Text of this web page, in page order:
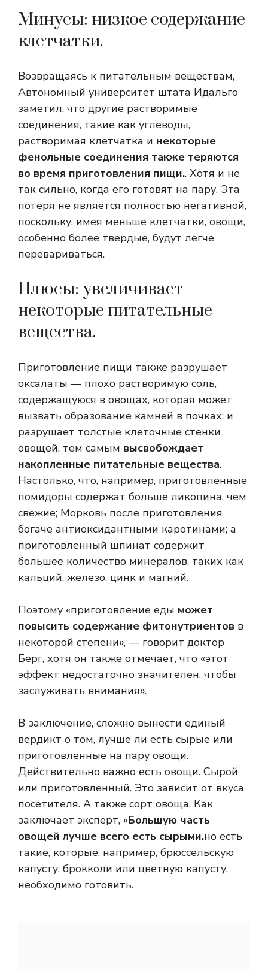
Минусы: низкое содержание
клетчатки.
Возвращаясь к питательным веществам,
Автономный университет штата Идальго
заметил, что другие растворимые
соединения, такие как углеводы,
растворимая клетчатка и некоторые
фенольные соединения также теряются
во время приготовления пищи.. Хотя и не
так сильно, когда его готовят на пару. Эта
потеря не является полностью негативной,
поскольку, имея меньше клетчатки, овощи,
особенно более твердые, будут легче
перевариваться.
Плюсы: увеличивает
некоторые питательные
вещества.
Приготовление пищи также разрушает
оксалаты — плохо растворимую соль,
содержащуюся в овощах, которая может
вызвать образование камней в почках; и
разрушает толстые клеточные стенки
овощей, тем самым высвобождает
накопленные питательные вещества.
Настолько, что, например, приготовленные
помидоры содержат больше ликопина, чем
свежие; Морковь после приготовления
богаче антиоксидантными каротинами; а
приготовленный шпинат содержит
большее количество минералов, таких как
кальций, железо, цинк и магний.
Поэтому «приготовление еды может
повысить содержание фитонутриентов в
некоторой степени», — говорит доктор
Берг, хотя он также отмечает, что «этот
эффект недостаточно значителен, чтобы
заслуживать внимания».
В заключение, сложно вынести единый
вердикт о том, лучше ли есть сырые или
приготовленные на пару овощи.
Действительно важно есть овощи. Сырой
или приготовленный. Это зависит от вкуса
посетителя. А также сорт овоща. Как
заключает эксперт, «Большую часть
овощей лучше всего есть сырыми.но есть
такие, которые, например, брюссельскую
капусту, брокколи или цветную капусту,
необходимо готовить.